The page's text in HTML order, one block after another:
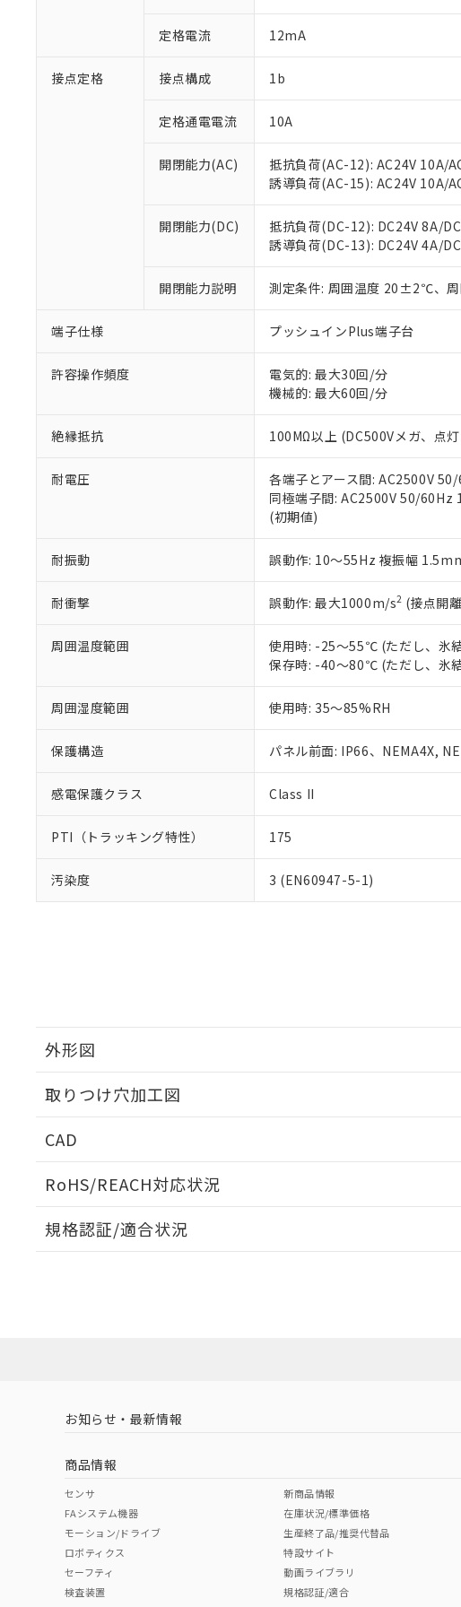
定格電流 12mA
接点定格 接点構成 1b
定格通電電流 10A
開閉能力(AC)
抵抗負荷(AC-12): AC24V 10A/
誘導負荷(AC-15): AC24V 10A/
開閉能力(DC)
抵抗負荷(DC-12): DC24V 8A/
誘導負荷(DC-13): DC24V 4A/
開閉能力説明 測定条件: 周囲温度 20±2℃、
端子仕様 プッシュインPlus端子台
許容操作頻度
電気的: 最大30回/分
機械的: 最大60回/分
絶縁抵抗 100MΩ以上 (DC500Vメガ、点
耐電圧
各端子とアース間: AC2500V
同極端子間: AC2500V 50/
(初期値)
耐振動 誤動作: 10～55Hz 複振幅
耐衝撃 誤動作: 最大1000m/s2 (接点開
周囲温度範囲
使用時: -25～55℃ (ただし、氷
保存時: -40～80℃ (ただし、氷
周囲湿度範囲 使用時: 35～85%RH
保護構造 パネル前面: IP66、NEMA4X,
感電保護クラス Class II
PTI（トラッキング特性） 175
汚染度 3 (EN60947-5-1)
外形図
取りつけ穴加工図
CAD
RoHS/REACH対応状況
EU RoHS 注意事項・凡例
ダウ
中国 RoHS 注意事項・凡例
中国 RoHS表
Pb Hg Cr(VI)
規格認証/適合状況
以下の条件をお読みいただ
くものです。
在庫状況および標準価
正式な納期状況および
当社販売員にご相談く
オムロン制御機器販売
す。
マイパーツ機能（部品
ている必要があります
お客様が当ウェブサイ
が、当社の製品・サー
さい。
*EU RoHS指令（10物質）：
鉛(Pb) 1000ppm以下、 水銀(Hg)
ル（DBP） 1000ppm以下、フタル
フタル酸エステル類の４物質につい
※2 対応予定月
※3 非含有証明書ダウン
下記の非含有証明書をダウン
EU RoHS指令（10物質）の
51物質の非含有証明書（当社
※本証明書は発行日時点で非
また、RoHS指令のフタル
混在することから備考欄に
既に当社にて対応品への在
り割愛しております。
「○」：最大均質材料含有
「×」：最大均質材料含有率
「－」：未確認です。当社
Cr(Ⅵ)(六価クロム) : 1000ppm、
DEHP(フタル酸ビス(2-エチルヘキシ
※2 環境保護使用期限
「ｅ」：有害物質（10物質
「10」：通常の使用状況下
「－」：未確認です。当社
う）を輸出または国外
当社は規制貨物を破棄
当社は貴社製品を、核
置等に一切使用いたし
当社は、貴社製品を第
また当社は、販売先お
△ 一定数には満たな
－
在庫なし(最新の
機器販売店・当社
空
白
受注生産機種、ま
お知らせ・最新情報
商品情報
センサ
FAシステム機器
モーション/ドライブ
ロボティクス
セーフティ
検査装置
新商品情報
在庫状況/標準価格
生産終了品/推奨代替品
特設サイト
動画ライブラリ
規格認証/適合